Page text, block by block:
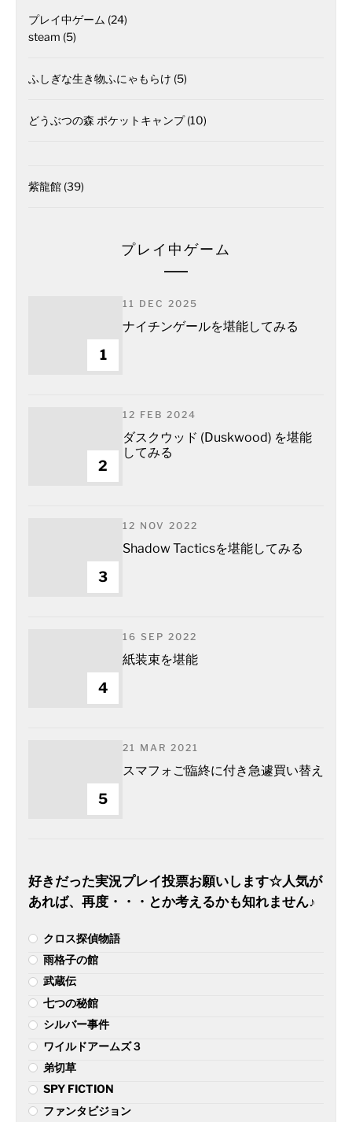
プレイ中ゲーム (24)
steam (5)
ふしぎな生き物ふにゃもらけ (5)
どうぶつの森 ポケットキャンプ(10)
紫龍館 (39)
プレイ中ゲーム
1
11 DEC 2025
ナイチンゲールを堪能してみる
2
12 FEB 2024
ダスクウッド (Duskwood) を堪能
してみる
3
12 NOV 2022
Shadow Tacticsを堪能してみる
4
16 SEP 2022
紙装束を堪能
5
21 MAR 2021
スマフォご臨終に付き急遽買い替え
好きだった実況プレイ投票お願いします☆人気が
あれば、再度・・・とか考えるかも知れません♪
クロス探偵物語
雨格子の館
武蔵伝
七つの秘館
シルバー事件
ワイルドアームズ３
弟切草
SPY FICTION
ファンタビジョン